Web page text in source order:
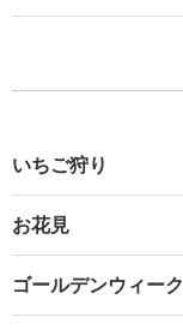
いちご狩り
お花見
ゴールデンウィーク